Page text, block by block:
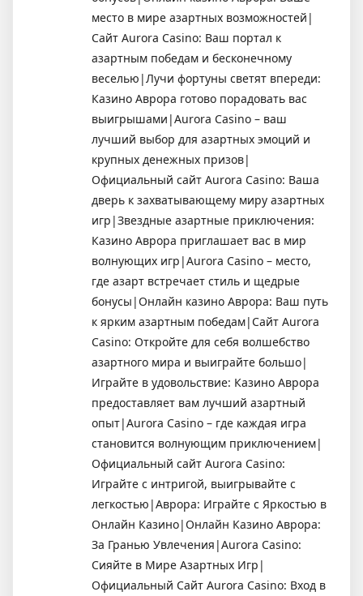
место в мире азартных возможностей|
Сайт Aurora Casino: Ваш портал к
азартным победам и бесконечному
веселью|Лучи фортуны светят впереди:
Казино Аврора готово порадовать вас
выигрышами|Aurora Casino – ваш
лучший выбор для азартных эмоций и
крупных денежных призов|
Официальный сайт Aurora Casino: Ваша
дверь к захватывающему миру азартных
игр|Звездные азартные приключения:
Казино Аврора приглашает вас в мир
волнующих игр|Aurora Casino – место,
где азарт встречает стиль и щедрые
бонусы|Онлайн казино Аврора: Ваш путь
к ярким азартным победам|Сайт Aurora
Casino: Откройте для себя волшебство
азартного мира и выиграйте большо|
Играйте в удовольствие: Казино Аврора
предоставляет вам лучший азартный
опыт|Aurora Casino – где каждая игра
становится волнующим приключением|
Официальный сайт Aurora Casino:
Играйте с интригой, выигрывайте с
легкостью|Аврора: Играйте с Яркостью в
Онлайн Казино|Онлайн Казино Аврора:
За Гранью Увлечения|Aurora Casino:
Сияйте в Мире Азартных Игр|
Официальный Сайт Aurora Casino: Вход в